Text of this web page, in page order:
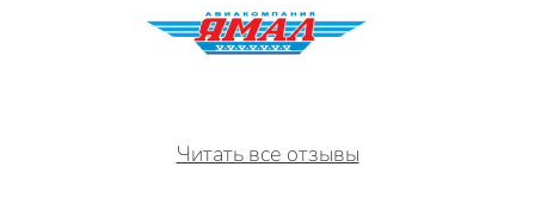
Читать все отзывы